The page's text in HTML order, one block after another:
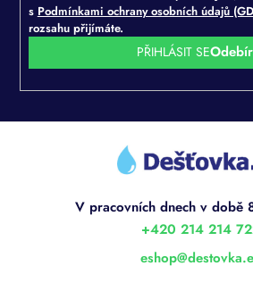
s Podmínkami ochrany osobních údajů
rozsahu přijímáte.
PŘIHLÁSIT SE
Z
eshop@
+420 214 214